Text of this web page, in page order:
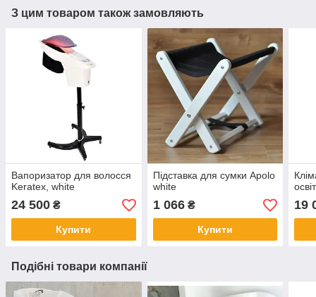
З цим товаром також замовляють
Вапоризатор для волосся
Keratex, white
24 500 ₴
Купити
Підставка для сумки Apolo
white
1 066₴
Купити
19
Подібні товари компанії